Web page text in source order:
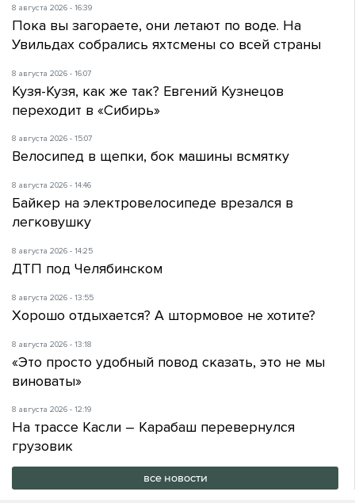
8 августа 2026 - 16:39
Пока вы загораете, они летают по воде. На
Увильдах собрались яхтсмены со всей страны
8 августа 2026 - 16:07
Кузя-Кузя, как же так? Евгений Кузнецов
переходит в «Сибирь»
8 августа 2026 - 15:07
Велосипед в щепки, бок машины всмятку
8 августа 2026 - 14:46
Байкер на электровелосипеде врезался в
легковушку
8 августа 2026 - 14:25
ДТП под Челябинском
8 августа 2026 - 13:55
Хорошо отдыхается? А штормовое не хотите?
8 августа 2026 - 13:18
«Это просто удобный повод сказать, это не мы
виноваты»
8 августа 2026 - 12:19
На трассе Касли – Карабаш перевернулся
грузовик
все новости